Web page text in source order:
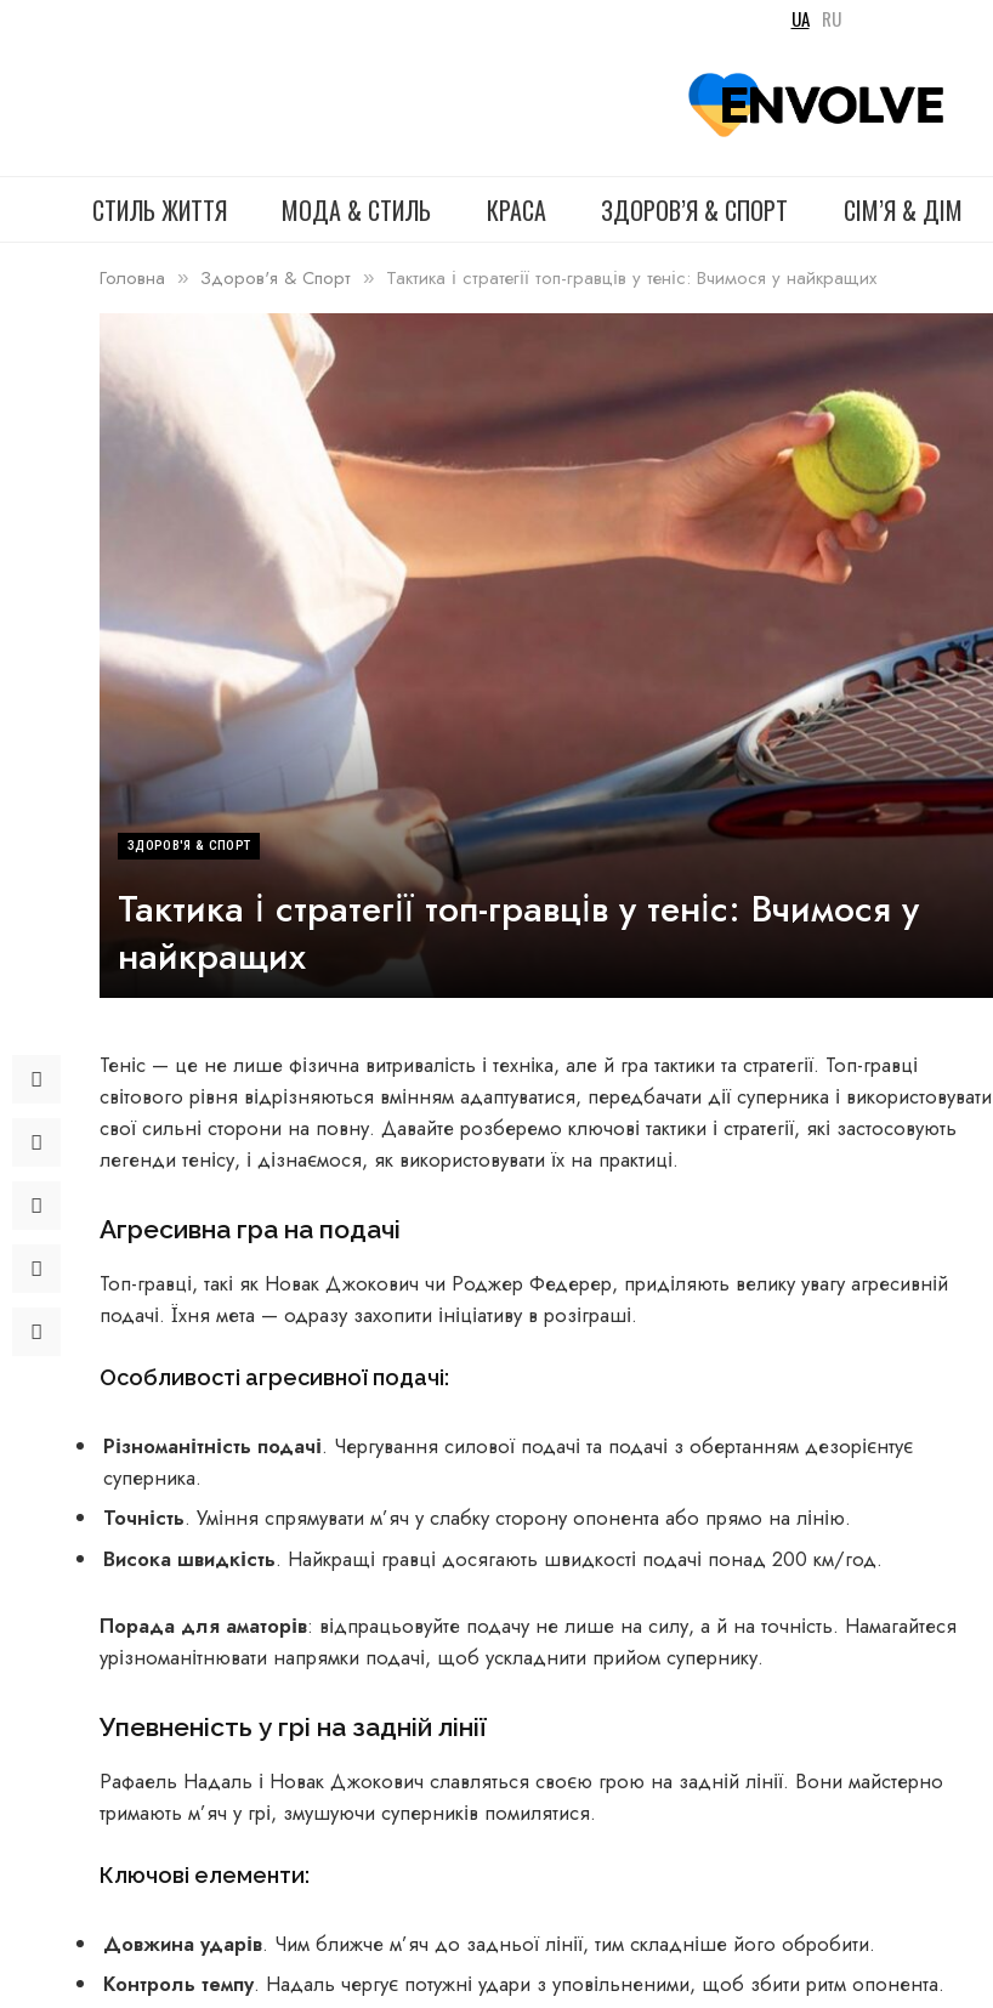
UA RU
СТИЛЬ ЖИТТЯ МОДА & СТИЛЬ КРАСА ЗДОРОВ’Я & СПОРТ СІМ’Я & ДІМ
Головна » Здоров'я & Спорт » Тактика і стратегії топ-гравців у теніс: Вчимося у найкращих
ЗДОРОВ'Я & СПОРТ
Тактика і стратегії топ-гравців у теніс: Вчимося у
найкращих
Теніс — це не лише фізична витривалість і техніка, але й гра тактики та стратегії. Топ-гравці
світового рівня відрізняються вмінням адаптуватися, передбачати дії суперника і використовувати
свої сильні сторони на повну. Давайте розберемо ключові тактики і стратегії, які застосовують
легенди тенісу, і дізнаємося, як використовувати їх на практиці.
Агресивна гра на подачі
Топ-гравці, такі як Новак Джокович чи Роджер Федерер, приділяють велику увагу агресивній
подачі. Їхня мета — одразу захопити ініціативу в розіграші.
Особливості агресивної подачі:
Різноманітність подачі. Чергування силової подачі та подачі з обертанням дезорієнтує
суперника.
Точність. Уміння спрямувати м’яч у слабку сторону опонента або прямо на лінію.
Висока швидкість. Найкращі гравці досягають швидкості подачі понад 200 км/год.
Порада для аматорів: відпрацьовуйте подачу не лише на силу, а й на точність. Намагайтеся
урізноманітнювати напрямки подачі, щоб ускладнити прийом супернику.
Упевненість у грі на задній лінії
Рафаель Надаль і Новак Джокович славляться своєю грою на задній лінії. Вони майстерно
тримають м’яч у грі, змушуючи суперників помилятися.
Ключові елементи:
Довжина ударів. Чим ближче м’яч до задньої лінії, тим складніше його обробити.
Контроль темпу. Надаль чергує потужні удари з уповільненими, щоб збити ритм опонента.